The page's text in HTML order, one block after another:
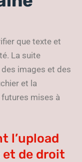
que texte et
La suite
images et des
et la
mises à
l’upload
de droit